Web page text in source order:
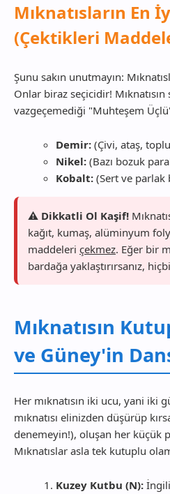
Mıknatısların En
(Çektikleri
Şunu sakın unutmayın:
Onlar biraz seçicidir!
vazgeçemediği "Muhteşem
Demir: (Çivi, ataş,
Nikel: (Bazı bozuk
Kobalt: (Sert ve
⚠️ Dikkatli Ol Kaşif!
kağıt, kumaş, alüminyum
maddeleri çekmez. Eğer bir
bardağa yaklaştırırsanız,
Mıknatısın
ve Güney'in
Her mıknatısın iki ucu, yani iki
mıknatısı elinizden düşürüp
denemeyin!), oluşan her küçük
Mıknatıslar asla tek kutuplu
Kuzey Kutbu (N):